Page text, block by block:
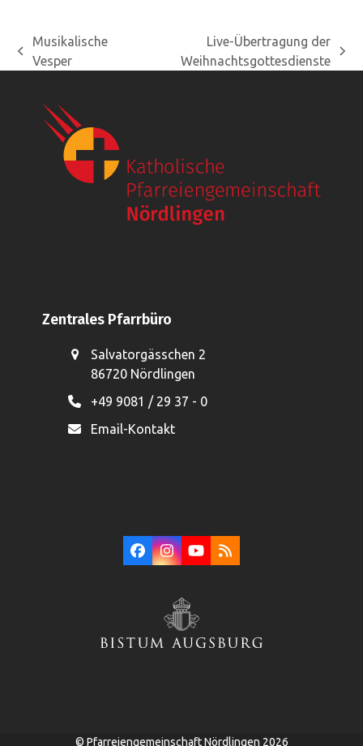
vorheriger
Musikalische
Vesper
Nächster
Live-Übertragung der
Weihnachtsgottesdienste
Zentrales Pfarrbüro
Salvatorgässchen 2
86720 Nördlingen
+49 9081 / 29 37 - 0
Email-Kontakt
Facebook
Instagram
YouTube
RSS
© Pfarreiengemeinschaft Nördlingen 2026